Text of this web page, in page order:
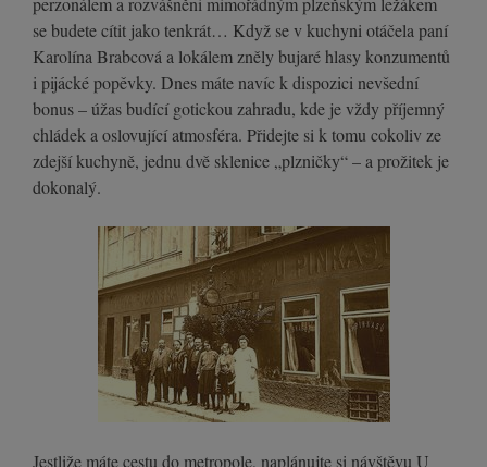
se budete cítit jako tenkrát… Když se v kuchyni otáčela paní
Karolína Brabcová a lokálem zněly bujaré hlasy konzumentů
i pijácké popěvky. Dnes máte navíc k dispozici nevšední
bonus – úžas budící gotickou zahradu, kde je vždy příjemný
chládek a oslovující atmosféra. Přidejte si k tomu cokoliv ze
zdejší kuchyně, jednu dvě sklenice „plzničky“ – a prožitek je
dokonalý.
Jestliže máte cestu do metropole, naplánujte si návštěvu U